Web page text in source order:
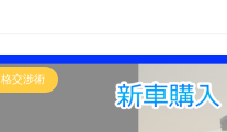
交渉術